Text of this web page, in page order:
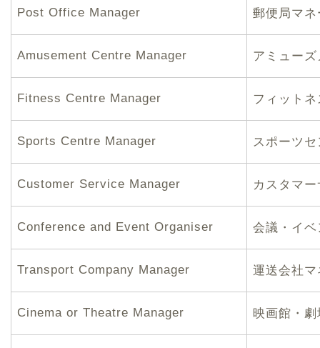
Post Office Manager 郵便局マ
Amusement Centre Manager アミュー
Fitness Centre Manager フィット
Sports Centre Manager スポーツ
Customer Service Manager カスタマ
Conference and Event Organiser 会議・イ
Transport Company Manager 運送会社
Cinema or Theatre Manager 映画館・